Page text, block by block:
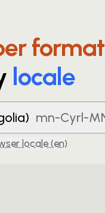
format
locale
mn-Cyrl-
locale (en)